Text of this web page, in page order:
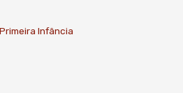
Infância